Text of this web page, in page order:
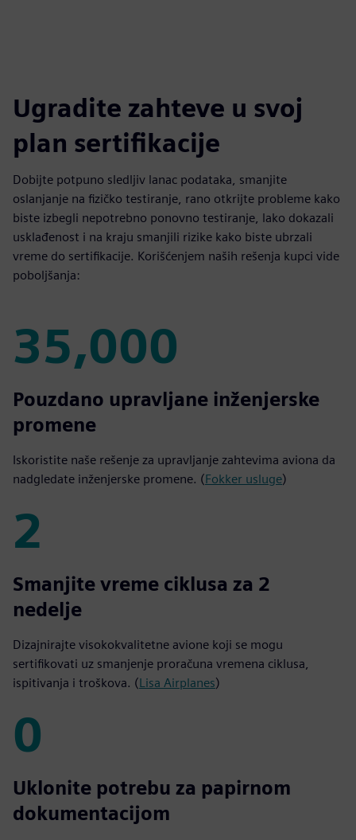
Ugradite zahteve u svoj
plan sertifikacije
Dobijte potpuno sledljiv lanac podataka, smanjite
oslanjanje na fizičko testiranje, rano otkrijte probleme kako
biste izbegli nepotrebno ponovno testiranje, lako dokazali
usklađenost i na kraju smanjili rizike kako biste ubrzali
vreme do sertifikacije. Korišćenjem naših rešenja kupci vide
poboljšanja:
35,000
35,000
Pouzdano upravljane inženjerske
promene
Iskoristite naše rešenje za upravljanje zahtevima aviona da
nadgledate inženjerske promene. (Fokker usluge)
2
2
Smanjite vreme ciklusa za 2
nedelje
Dizajnirajte visokokvalitetne avione koji se mogu
sertifikovati uz smanjenje proračuna vremena ciklusa,
ispitivanja i troškova. (Lisa Airplanes)
0
0
Uklonite potrebu za papirnom
dokumentacijom